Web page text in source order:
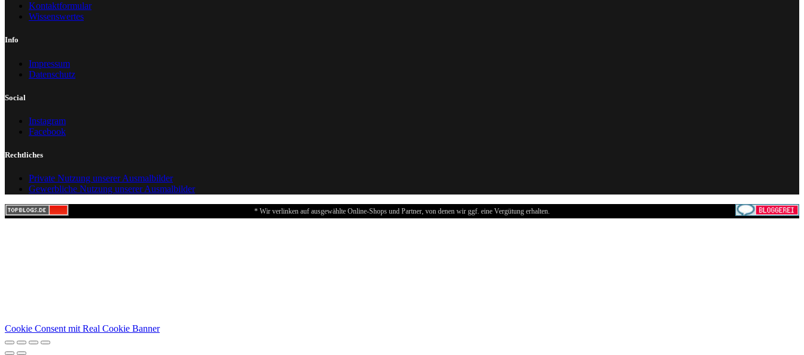
Kontaktformular
Wissenswertes
Info
Impressum
Datenschutz
Social
Instagram
Facebook
Rechtliches
Private Nutzung unserer Ausmalbilder
Gewerbliche Nutzung unserer Ausmalbilder
* Wir verlinken auf ausgewählte Online-Shops und Partner, von denen wir ggf. eine Vergütung erhalten.
Cookie Consent mit Real Cookie Banner